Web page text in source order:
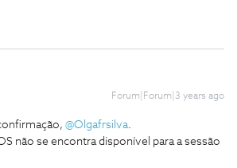
Forum|Forum|3 years ago
@Olgafrsilva.
não se encontra disponível para a sessão